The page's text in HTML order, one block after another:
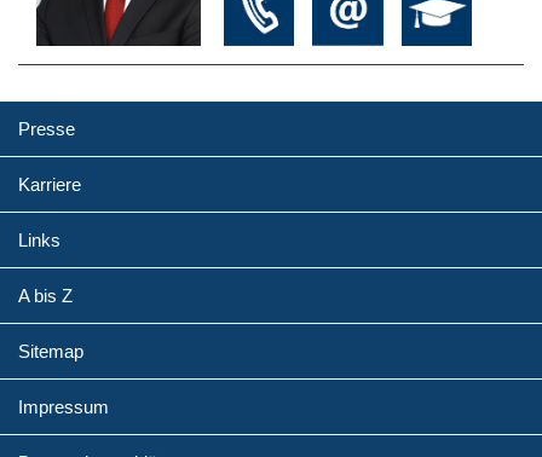
Presse
Karriere
Links
A bis Z
Sitemap
Impressum